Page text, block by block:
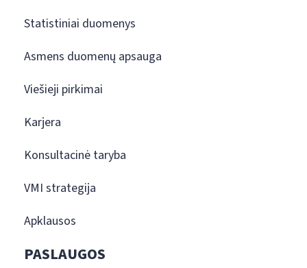
Statistiniai duomenys
Asmens duomenų apsauga
Viešieji pirkimai
Karjera
Konsultacinė taryba
VMI strategija
Apklausos
PASLAUGOS